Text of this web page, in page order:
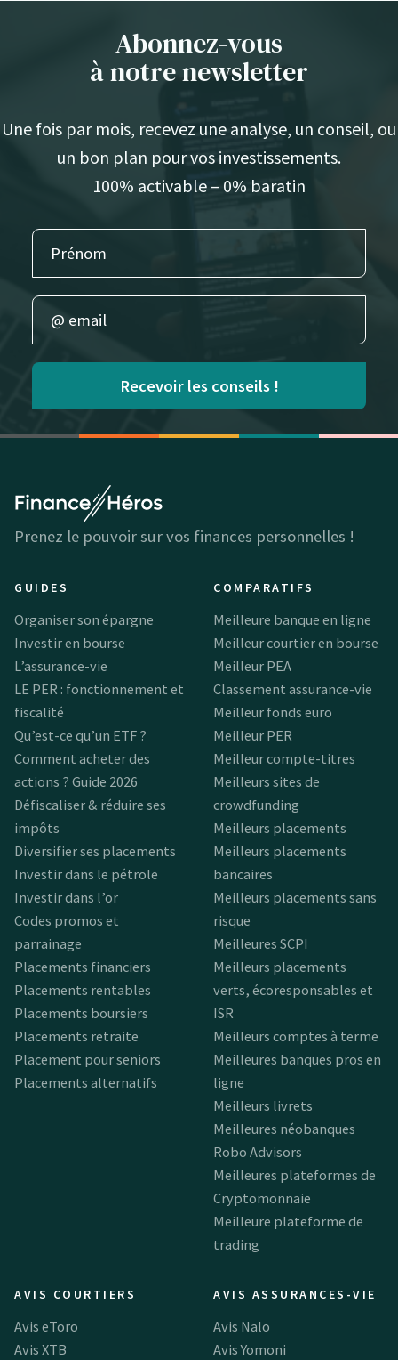
Abonnez-vous
à notre newsletter
Une fois par mois, recevez une analyse, un conseil, ou
un bon plan pour vos investissements.
100% activable – 0% baratin
Recevoir les conseils !
Prenez le pouvoir sur vos finances personnelles !
GUIDES
Organiser son épargne
Investir en bourse
L’assurance-vie
LE PER : fonctionnement et
fiscalité
Qu’est-ce qu’un ETF ?
Comment acheter des
actions ? Guide 2026
Défiscaliser & réduire ses
impôts
Diversifier ses placements
Investir dans le pétrole
Investir dans l’or
Codes promos et
parrainage
Placements financiers
Placements rentables
Placements boursiers
Placements retraite
Placement pour seniors
Placements alternatifs
COMPARATIFS
Meilleure banque en ligne
Meilleur courtier en bourse
Meilleur PEA
Classement assurance-vie
Meilleur fonds euro
Meilleur PER
Meilleur compte-titres
Meilleurs sites de
crowdfunding
Meilleurs placements
Meilleurs placements
bancaires
Meilleurs placements sans
risque
Meilleures SCPI
Meilleurs placements
verts, écoresponsables et
ISR
Meilleurs comptes à terme
Meilleures banques pros en
ligne
Meilleurs livrets
Meilleures néobanques
Robo Advisors
Meilleures plateformes de
Cryptomonnaie
Meilleure plateforme de
trading
AVIS COURTIERS
Avis eToro
Avis XTB
AVIS ASSURANCES-VIE
Avis Nalo
Avis Yomoni